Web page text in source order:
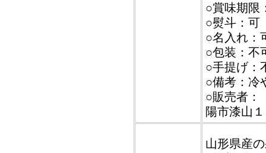
○賞味期限
○熨斗：可
○名入れ：
○包装：不
○手提げ：
○備考：冷
○販売者：
陽市漆山
山形県産